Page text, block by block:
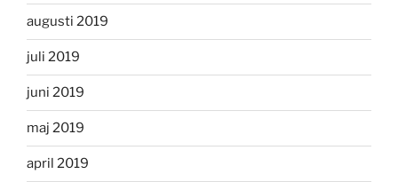
augusti 2019
juli 2019
juni 2019
maj 2019
april 2019